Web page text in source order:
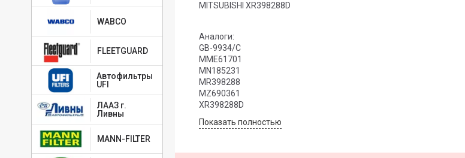
WABCO
FLEETGUARD
Автофильтры
UFI
ЛААЗ г.
Ливны
MANN-FILTER
MITSUBISHI XR398288D
Аналоги:
GB-9934/C
MME61701
MN185231
MR398288
MZ690361
XR398288D
Показать полностью